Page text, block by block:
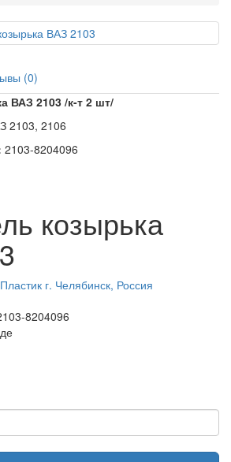
(0)
ВАЗ 2103 /к-т 2 шт/
2103, 2106
2103-8204096
козырька
г. Челябинск, Россия
8204096